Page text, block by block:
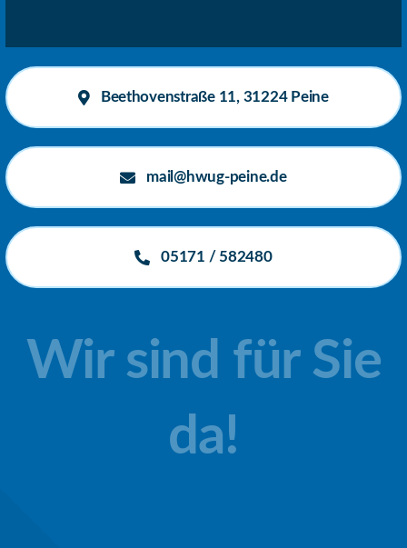
Beethovenstraße 11, 31224 Peine
mail@hwug-peine.de
05171 / 582480
Wir sind für Sie
da!